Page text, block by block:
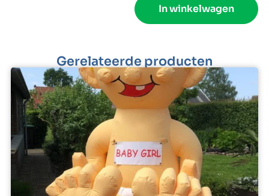
In winkelwagen
Gerelateerde producten